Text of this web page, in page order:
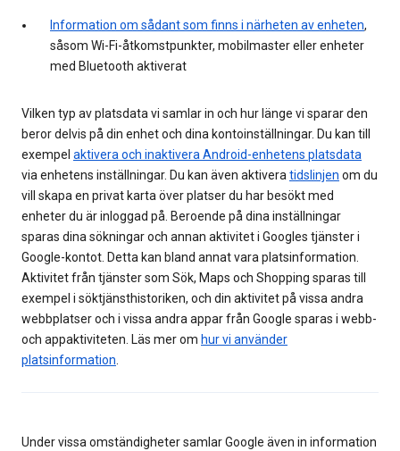
Information om sådant som finns i närheten av enheten,
såsom Wi-Fi-åtkomstpunkter, mobilmaster eller enheter
med Bluetooth aktiverat
Vilken typ av platsdata vi samlar in och hur länge vi sparar den
beror delvis på din enhet och dina kontoinställningar. Du kan till
exempel aktivera och inaktivera Android-enhetens platsdata
via enhetens inställningar. Du kan även aktivera tidslinjen om du
vill skapa en privat karta över platser du har besökt med
enheter du är inloggad på. Beroende på dina inställningar
sparas dina sökningar och annan aktivitet i Googles tjänster i
Google-kontot. Detta kan bland annat vara platsinformation.
Aktivitet från tjänster som Sök, Maps och Shopping sparas till
exempel i söktjänsthistoriken, och din aktivitet på vissa andra
webbplatser och i vissa andra appar från Google sparas i webb-
och appaktiviteten. Läs mer om hur vi använder
platsinformation
Under vissa omständigheter samlar Google även in information